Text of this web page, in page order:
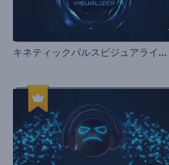
キ
ネティックパルスビジュアライザー